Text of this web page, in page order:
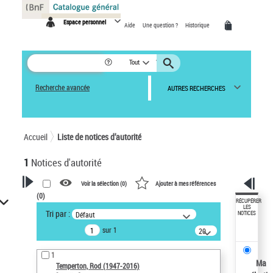
Espace personnel Aide Une question ? Historique
Tout
Recherche avancée AUTRES RECHERCHES
Accueil Liste de notices d’autorité
1 Notices d'autorité
VOTRE RECHERCHE
Recherche avancée dans les
notices d’autorité
Œuvres liées à l'auteur :
Temperton, Rod (1947-2016)
Voir la sélection (0) Ajouter à mes références
(0)
Tri par : Défaut
sur 1
20
résultats/page
1
Temperton, Rod (1947-2016)
RÉCUPÉRER
LES
NOTICES
Ma
Panneau de gestion des cookies